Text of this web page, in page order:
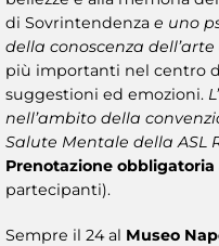
di Sovrintendenza e uno
della conoscenza
più importanti nel centro
suggestioni ed emozioni.
nell’ambito della
Salute Mentale della ASL
Prenotazione
partecipanti).
Sempre il 24 al Museo